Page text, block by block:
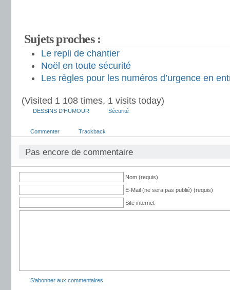
Sujets proches :
Le repli de chantier
Noël en toute sécurité
Les règles pour les numéros d’urgence en
(Visited 1 108 times, 1 visits today)
DESSINS D'HUMOUR Sécurité
Commenter Trackback
Pas encore de commentaire
Nom (requis)
E-Mail (ne sera pas publié) (requis)
Site internet
S'abonner aux commentaires